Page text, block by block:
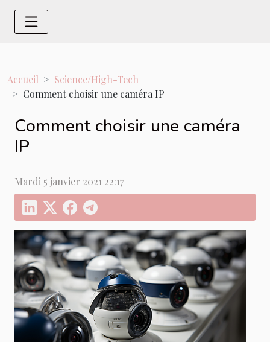
Accueil
Science/High-Tech
Comment choisir une caméra IP
Comment choisir une caméra
IP
Mardi 5 janvier 2021 22:17